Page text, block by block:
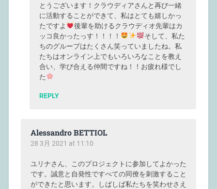
とうございます！クラウディアさんと再び一緒
に活動することができて、私はとても嬉しかっ
たですよ
後輩を助けるクラウディオ先輩はカ
ッコ良かったっす！！！！
そして、私た
ちのグループはたくさん笑っていましたね。私
たちはオンライン上でもいろいろなことを教え
合い、学び合える仲間ですね！！お疲れ様でし
た
REPLY
Alessandro BETTIOL
28 3月 2021 at 11:10
ユリナさん、このプロジェクトに参加してよかった
です。誠意と自発性ですべての同僚を刺激すること
ができたと思います。しばしば私たちを笑わせさえ